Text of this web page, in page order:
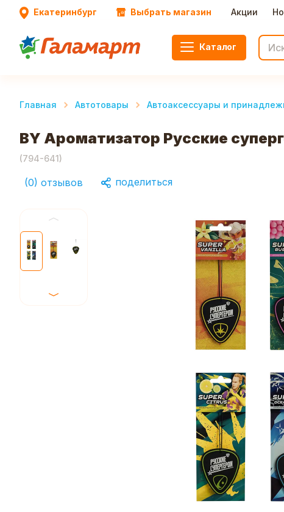
Екатеринбург Выбрать магазин Акции
Каталог
Главная Автотовары Автоаксессуары и
BY Ароматизатор Русские
(794-641)
(0) отзывов поделиться